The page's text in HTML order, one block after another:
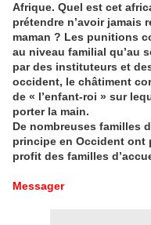
Afrique. Quel est cet
prétendre n’avoir jamais
maman ? Les punitions
au niveau familial qu’au
par des instituteurs et
occident, le châtiment
de « l’enfant-roi » sur
porter la main.
De nombreuses familles
principe en Occident ont
profit des familles
Messager